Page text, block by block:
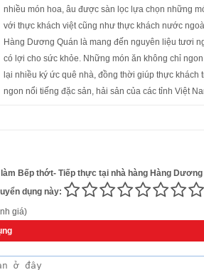
nhiều món hoa, âu được sàn lọc lựa chọn những
với thực khách việt cũng như thực khách nước
Hàng Dương Quán là mang đến nguyên liệu tươi
có lợi cho sức khỏe. Những món ăn không chỉ
lại nhiều ký ức quê nhà, đồng thời giúp thực
ngon nổi tiếng đặc sản, hải sản của các tỉnh Việt
Bếp thớt- Tiếp thực tại nhà hàng Hàng Dương
dụng này:
giá)